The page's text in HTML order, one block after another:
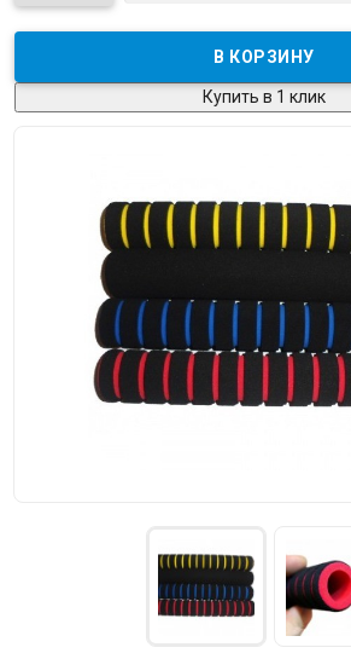
Купить в 1 клик